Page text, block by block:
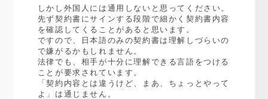
しかし外国人には通用しないと思ってください。
先ず契約書にサインする段階で細かく契約書内容
を確認してくることがあると思います。
ですので、日本語のみの契約書は理解しづらいの
で嫌がるかもしれません。
法律でも、相手が十分に理解できる言語をつける
ことが要求されています。
「契約内容とは違うけど、まあ、ちょっとやって
よ」は通じません。